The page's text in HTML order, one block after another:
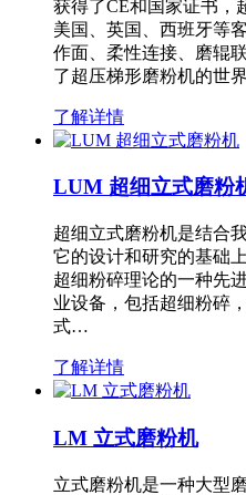
获得了CE和国家证书，
美国、英国、西班牙等
作面、柔性连接、磨辊
了超压梯形磨粉机的世
了解详情
LUM 超细立式磨粉
超细立式磨粉机是结合
它的设计和研究的基础
超细粉碎理论的一种先
业设备，包括超细粉碎
式…
了解详情
LM 立式磨粉机
立式磨粉机是一种大型